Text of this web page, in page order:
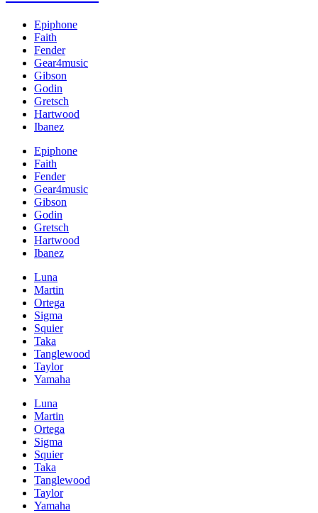
Epiphone
Faith
Fender
Gear4music
Gibson
Godin
Gretsch
Hartwood
Ibanez
Epiphone
Faith
Fender
Gear4music
Gibson
Godin
Gretsch
Hartwood
Ibanez
Luna
Martin
Ortega
Sigma
Squier
Taka
Tanglewood
Taylor
Yamaha
Luna
Martin
Ortega
Sigma
Squier
Taka
Tanglewood
Taylor
Yamaha